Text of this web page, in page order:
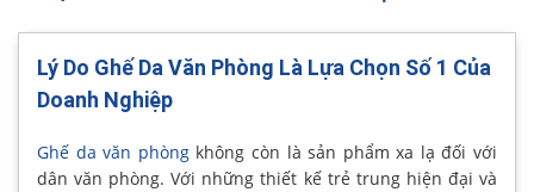
Lý Do Ghế Da Văn Phòng Là Lựa Chọn Số 1 Của
Doanh Nghiệp
Ghế da văn phòngkhông còn là sản phẩm xa lạ đối với
dân văn phòng. Với những thiết kế trẻ trung hiện đại và